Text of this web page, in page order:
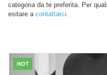
categoria da te preferita. Per
esitare a contattarci.
HOT